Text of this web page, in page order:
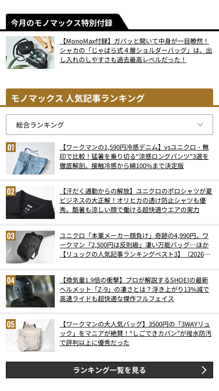
今月のモノマックス特別付録
【MonoMax付録】ガバッと開いて中身が一目瞭然！
シャカの「じゃばら式４層ショルダーバッグ」は、出
し入れのしやすさも過去最高レベルだった！
モノマックス 人気記事ランキング
【ワークマンの1,590円冷感デニム】vsユニクロ・無
印で比較！猛暑を乗り切る“涼感ロングパンツ”3選を
徹底解剖。接触冷感から綿100%まで決定版
【汗だく通勤からの解放】ユニクロのポロシャツが夏
ビジネスの大正解！オリヒカの透け防止シャツも優
秀。酷暑も涼しい顔で働ける超快適ウエアの実力
ユニクロ「本業メーカー顔負け」奇跡の4,990円、ワ
ークマン「2,500円は反則級」凄い万能バッグ…ほか
【リュックの人気記事ランキングベスト3】（2026年
【換気量1.9倍の衝撃】プロが解説するSHOEIの最新
ヘルメット「Z-9」の凄さとは？浮き上がり13%減で
高速ライドも超快適な傑作フルフェイス
【ワークマンの大人気バッグ】3500円の「3WAYリュ
ック」をマニアが絶賛！“しごできカバン”が撥水防汚
で評判以上に優秀だった
ランキング一覧を見る